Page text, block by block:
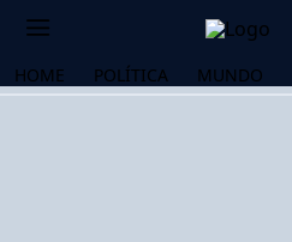
HOME POLÍTICA MUNDO